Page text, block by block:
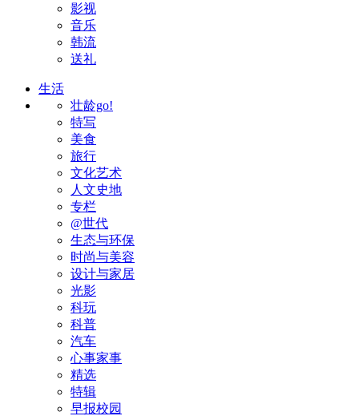
影视
音乐
韩流
送礼
生活
壮龄go!
特写
美食
旅行
文化艺术
人文史地
专栏
@世代
生态与环保
时尚与美容
设计与家居
光影
科玩
科普
汽车
心事家事
精选
特辑
早报校园